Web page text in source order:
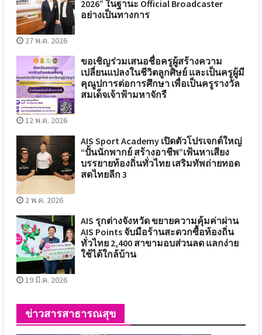
2026” ในฐานะ Official Broadcaster
อย่างเป็นทางการ
27 พ.ค. 2026
ขอเชิญร่วมเสนอชื่อครูผู้สร้างความ
เปลี่ยนแปลงในชีวิตลูกศิษย์ และเป็นครูผู้มี
คุณูปการต่อการศึกษา เพื่อเป็นครูรางวัล
สมเด็จเจ้าฟ้ามหาจักรี
12 พ.ค. 2026
AIS Sport Academy เปิดตัวโปรเจกต์ใหญ่
“ปั้นนักพากย์ สร้างอาชีพ”เฟ้นหาเสียง
บรรยายท้องถิ่นทั่วไทย เสริมทัพถ่ายทอด
สดไทยลีก 3
2 พ.ค. 2026
AIS รุกต่างจังหวัด ขยายความคุ้มค่าผ่าน
AIS Points จับมือร้านสะดวกซื้อท้องถิ่น
ทั่วไทย 2,400 สาขามอบส่วนลด แลกง่าย
ใช้ได้ใกล้บ้าน
19 มี.ค. 2026
ข่าวสารสาธารณสุข